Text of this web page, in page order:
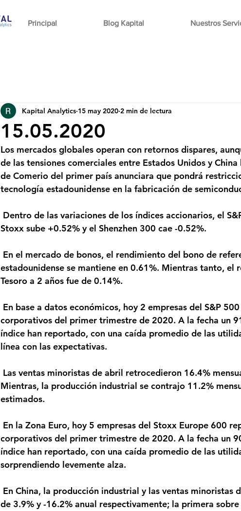
Principal Blog Kapital Nuestros
15.05.2020
Kapital Analytics 15 may 2020 2 min de lectura
Los mercados globales operan con retornos dispares,
de las tensiones comerciales entre Estados Unidos y
de Comerio del primer país anunciara que pondrá
tecnología estadounidense en la fabricación de
Stoxx sube +0.52% y el Shenzhen 300 cae -0.52%.
estadounidense se mantiene en 0.61%. Mientras tanto, el
Tesoro a 2 años fue de 0.14%.
corporativos del primer trimestre de 2020. A la fecha un
índice han reportado, con una caída promedio de las
línea con las expectativas.
Mientras, la producción industrial se contrajo 11.2%
estimados.
corporativos del primer trimestre de 2020. A la fecha un
índice han reportado, con una caída promedio de las
sorprendiendo levemente alza.
de 3.9% y -16.2% anual respectivamente; la primera